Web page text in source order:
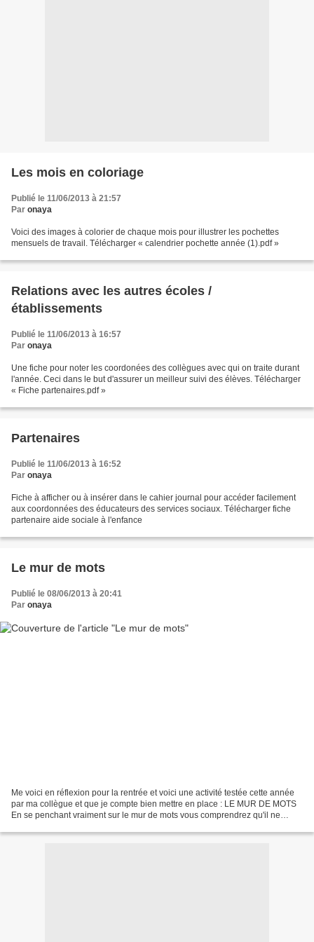
Les mois en coloriage
Publié le 11/06/2013 à 21:57
Par onaya
Voici des images à colorier de chaque mois pour illustrer les pochettes
mensuels de travail. Télécharger « calendrier pochette année (1).pdf »
Relations avec les autres écoles /
établissements
Publié le 11/06/2013 à 16:57
Par onaya
Une fiche pour noter les coordonées des collègues avec qui on traite durant
l'année. Ceci dans le but d'assurer un meilleur suivi des élèves. Télécharger
« Fiche partenaires.pdf »
Partenaires
Publié le 11/06/2013 à 16:52
Par onaya
Fiche à afficher ou à insérer dans le cahier journal pour accéder facilement
aux coordonnées des éducateurs des services sociaux. Télécharger fiche
partenaire aide sociale à l'enfance
Le mur de mots
Publié le 08/06/2013 à 20:41
Par onaya
Me voici en réflexion pour la rentrée et voici une activité testée cette année
par ma collègue et que je compte bien mettre en place : LE MUR DE MOTS
En se penchant vraiment sur le mur de mots vous comprendrez qu'il ne